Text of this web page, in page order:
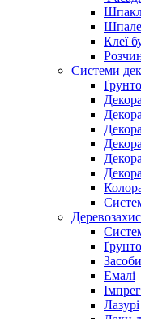
Клеї
Системи
Емалі
Лазурі